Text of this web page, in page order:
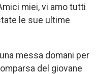
miei, vi amo tutti
le sue ultime
messa domani per
del giovane